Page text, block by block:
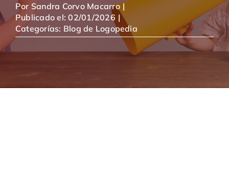
Por Sandra Corvo Macarro |
Publicado el: 02/01/2026 |
Categorías: Blog de Logopedia